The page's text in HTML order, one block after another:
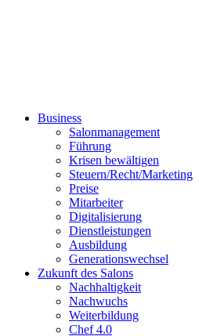
Business
Salonmanagement
Führung
Krisen bewältigen
Steuern/Recht/Marketing
Preise
Mitarbeiter
Digitalisierung
Dienstleistungen
Ausbildung
Generationswechsel
Zukunft des Salons
Nachhaltigkeit
Nachwuchs
Weiterbildung
Chef 4.0